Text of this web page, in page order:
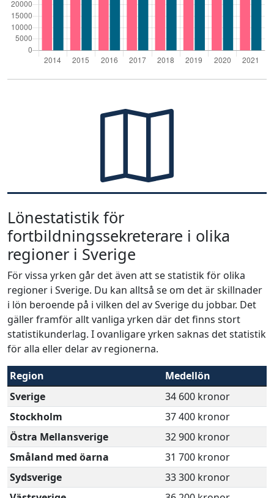
Lönestatistik för
fortbildningssekreterare i olika
regioner i Sverige
För vissa yrken går det även att se statistik för olika
regioner i Sverige. Du kan alltså se om det är skillnader
i lön beroende på i vilken del av Sverige du jobbar. Det
gäller framför allt vanliga yrken där det finns stort
statistikunderlag. I ovanligare yrken saknas det statistik
för alla eller delar av regionerna.
Region
Medellön
Sverige
34 600 kronor
Stockholm
37 400 kronor
Östra Mellansverige
32 900 kronor
Småland med öarna
31 700 kronor
Sydsverige
33 300 kronor